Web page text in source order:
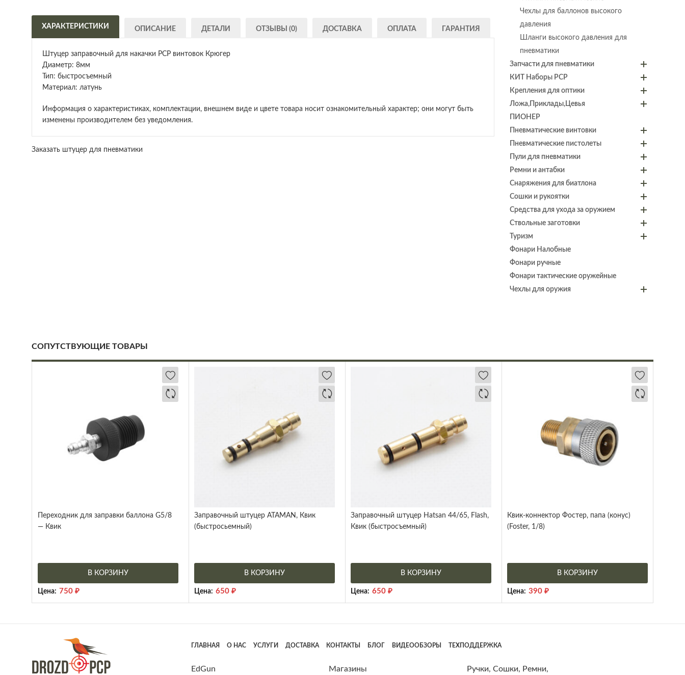
ХАРАКТЕРИСТИКИ ОПИСАНИЕ ДЕТАЛИ ОТЗЫВЫ (0) ДОСТАВКА ОПЛАТА ГАРАНТИЯ
Штуцер заправочный для накачки PCP винтовок Крюгер
Диаметр: 8мм
Тип: быстросъемный
Материал: латунь
Информация о характеристиках, комплектации, внешнем виде и цвете товара носит ознакомительный характер; они могут быть
изменены производителем без уведомления.
Заказать штуцер для пневматики
Чехлы для баллонов высокого
давления
Шланги высокого давления для
пневматики
Запчасти для пневматики
КИТ Наборы PCP
Крепления для оптики
Ложа,Приклады,Цевья
ПИОНЕР
Пневматические винтовки
Пневматические пистолеты
Пули для пневматики
Ремни и антабки
Снаряжения для биатлона
Сошки и рукоятки
Средства для ухода за оружием
Ствольные заготовки
Туризм
Фонари Налобные
Фонари ручные
Фонари тактические оружейные
Чехлы для оружия
СОПУТСТВУЮЩИЕ ТОВАРЫ
Переходник для заправки баллона G5/8
— Квик
В КОРЗИНУ
Цена: 750 ₽
Заправочный штуцер ATAMAN, Квик
(быстросьемный)
В КОРЗИНУ
Цена: 650 ₽
Заправочный штуцер Hatsan 44/65, Flash,
Квик (быстросъемный)
В КОРЗИНУ
Цена: 650 ₽
Квик-коннектор Фостер, папа (конус)
(Foster, 1/8)
В КОРЗИНУ
Цена: 390 ₽
ГЛАВНАЯ О НАС УСЛУГИ ДОСТАВКА КОНТАКТЫ БЛОГ ВИДЕООБЗОРЫ ТЕХПОДДЕРЖКА
EdGun Магазины Ручки, Сошки, Ремни,